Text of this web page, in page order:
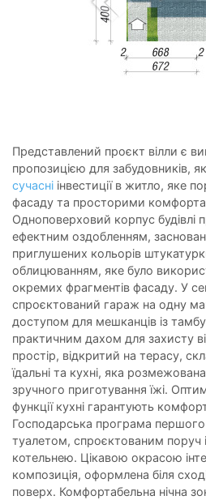
Представлений проєкт вілли є
пропозицією для забудовників,
сучасні інвестиції в житло, яке
фасаду та просторими
Одноповерховий корпус будівлі
ефектним оздобленням,
приглушених кольорів
облицюванням, яке було
окремих фрагментів фасаду. У
спроєктований гараж на одну
доступом для мешканців із
практичним дахом для захисту
простір, відкритий на терасу,
їдальні та кухні, яка
зручного приготування їжі.
функції кухні гарантують
Господарська програма
туалетом, спроєктованим поруч
котельнею. Цікавою окрасою
композиція, оформлена біля
поверх. Комфортабельна нічна